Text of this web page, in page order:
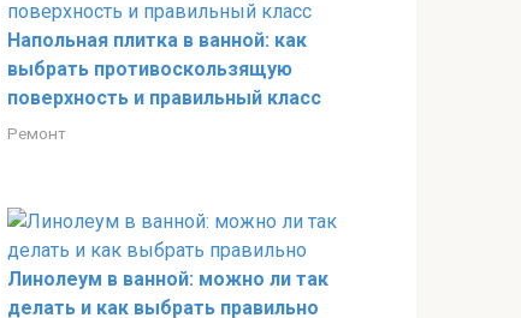
Напольная плитка в ванной: как
выбрать противоскользящую
поверхность и правильный класс
Ремонт
Линолеум в ванной: можно ли так
делать и как выбрать правильно